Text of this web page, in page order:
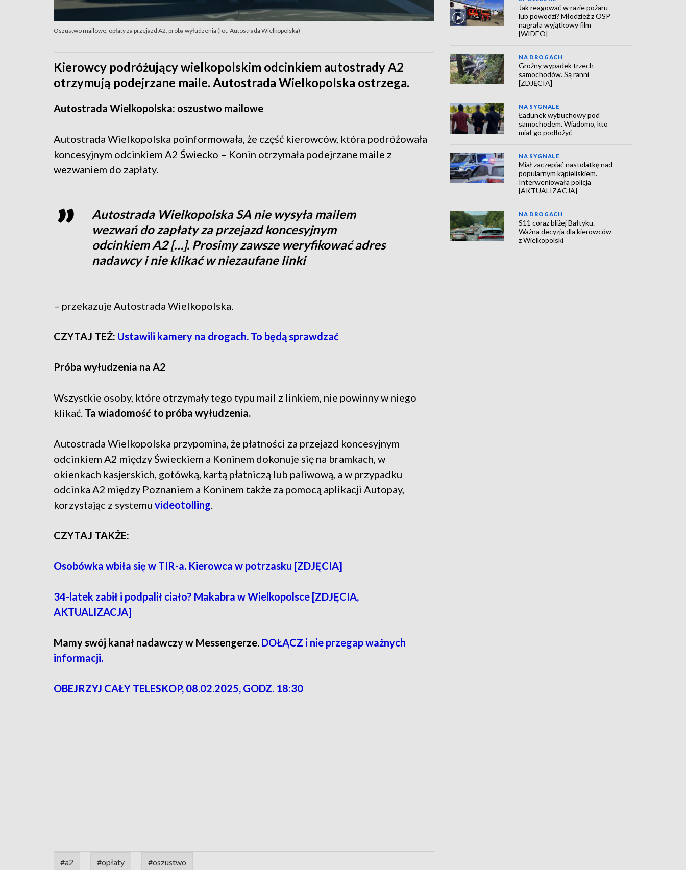
Oszustwo mailowe, opłaty za przejazd A2, próba wyłudzenia (fot. Autostrada Wielkopolska)
Kierowcy podróżujący wielkopolskim odcinkiem autostrady A2
otrzymują podejrzane maile. Autostrada Wielkopolska ostrzega.
Autostrada Wielkopolska: oszustwo mailowe
Autostrada Wielkopolska poinformowała, że część kierowców, która podróżowała
koncesyjnym odcinkiem A2 Świecko – Konin otrzymała podejrzane maile z
wezwaniem do zapłaty.
Autostrada Wielkopolska SA nie wysyła mailem
wezwań do zapłaty za przejazd koncesyjnym
odcinkiem A2 […]. Prosimy zawsze weryfikować adres
nadawcy i nie klikać w niezaufane linki
– przekazuje Autostrada Wielkopolska.
CZYTAJ TEŻ: Ustawili kamery na drogach. To będą sprawdzać
Próba wyłudzenia na A2
Wszystkie osoby, które otrzymały tego typu mail z linkiem, nie powinny w niego
klikać. Ta wiadomość to próba wyłudzenia.
Autostrada Wielkopolska przypomina, że płatności za przejazd koncesyjnym
odcinkiem A2 między Świeckiem a Koninem dokonuje się na bramkach, w
okienkach kasjerskich, gotówką, kartą płatniczą lub paliwową, a w przypadku
odcinka A2 między Poznaniem a Koninem także za pomocą aplikacji Autopay,
korzystając z systemu videotolling
CZYTAJ TAKŻE:
Osobówka wbiła się w TIR-a. Kierowca w potrzasku [ZDJĘCIA]
34-latek zabił i podpalił ciało? Makabra w Wielkopolsce [ZDJĘCIA,
AKTUALIZACJA]
Mamy swój kanał nadawczy w Messengerze. DOŁĄCZ i nie przegap ważnych
informacji.
OBEJRZYJ CAŁY TELESKOP, 08.02.2025, GODZ. 18:30
#a2 #opłaty #oszustwo
Jak reagować w razie pożaru
lub powodzi? Młodzież z OSP
nagrała wyjątkowy film
[WIDEO]
NA DROGACH
Groźny wypadek trzech
samochodów. Są ranni
[ZDJĘCIA]
NA SYGNALE
Ładunek wybuchowy pod
samochodem. Wiadomo, kto
miał go podłożyć
NA SYGNALE
Miał zaczepiać nastolatkę nad
popularnym kąpieliskiem.
Interweniowała policja
[AKTUALIZACJA]
NA DROGACH
S11 coraz bliżej Bałtyku.
Ważna decyzja dla kierowców
z Wielkopolski